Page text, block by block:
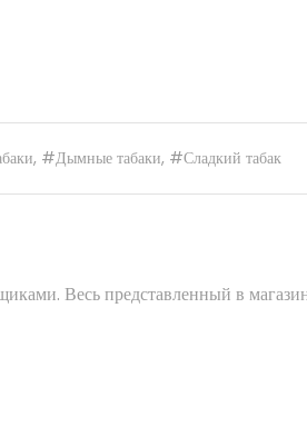
, #Дымные табаки, #Сладкий табак
Весь представленный в